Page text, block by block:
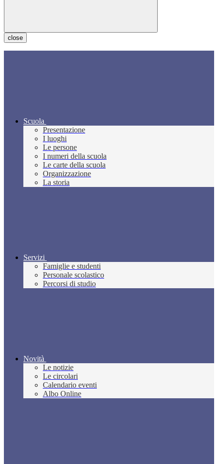
close
Scuola
Presentazione
I luoghi
Le persone
I numeri della scuola
Le carte della scuola
Organizzazione
La storia
Servizi
Famiglie e studenti
Personale scolastico
Percorsi di studio
Novità
Le notizie
Le circolari
Calendario eventi
Albo Online